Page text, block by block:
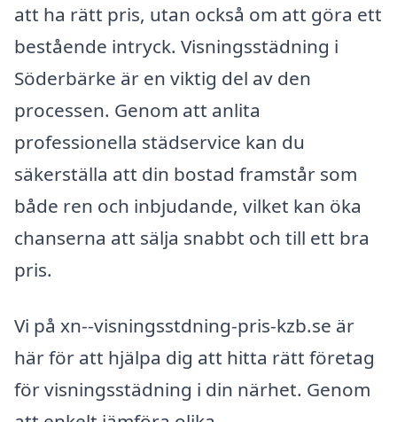
att ha rätt pris, utan också om att göra ett
bestående intryck. Visningsstädning i
Söderbärke är en viktig del av den
processen. Genom att anlita
professionella städservice kan du
säkerställa att din bostad framstår som
både ren och inbjudande, vilket kan öka
chanserna att sälja snabbt och till ett bra
pris.
Vi på xn--visningsstdning-pris-kzb.se är
här för att hjälpa dig att hitta rätt företag
för visningsstädning i din närhet. Genom